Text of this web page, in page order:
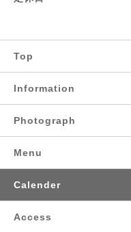
Top
Information
Photograph
Menu
Calender
Access